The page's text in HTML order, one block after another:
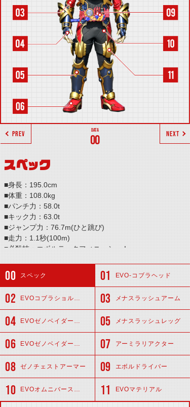
00
PREV NEXT
スペック
■身長：195.0cm
■体重：108.0kg
■パンチ力：58.0t
■キック力：63.0t
■ジャンプ力：76.7m(ひと跳び)
■走力：1.1秒(100m)
■必殺技：エボルテックフィニッシュ！
スペック EVO-コブラヘッド
EVOコブラショルダー メナスラッシュアーム
EVOゼノベイダーグローブ メナスラッシュレッグ
EVOゼノベイダーシューズ アーミラリアクター
ゼノチェストアーマー エボルドライバー
EVOオムニバーススーツ EVOマテリアル